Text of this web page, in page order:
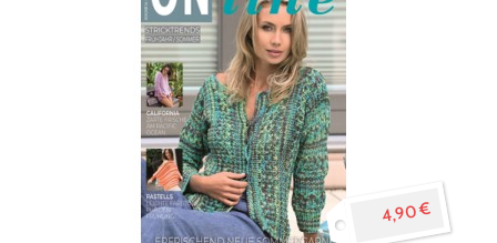
4,90 €